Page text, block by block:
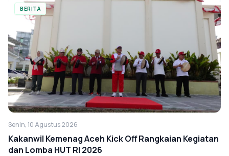
BERITA
Senin, 10 Agustus 2026
Kakanwil Kemenag Aceh Kick Off Rangkaian Kegiatan
dan Lomba HUT RI 2026